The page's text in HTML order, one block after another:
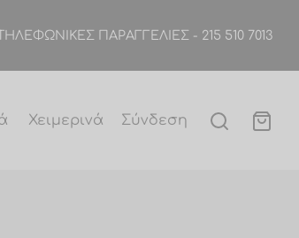
ΠΑΡΑΓΓΕΛΙΕΣ - 215 510 7013
Χειμερινά Σύνδεση